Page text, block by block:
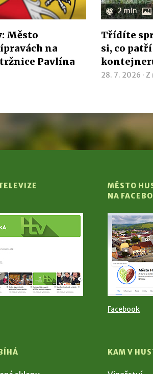
Město
na
Pavlína
2 min
Třídíte
si, co
28. 7. 2026 ·Z
MĚSTO
NA
Facebook
KAM V